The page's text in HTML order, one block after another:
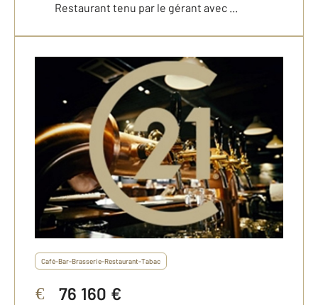
Restaurant tenu par le gérant avec ...
Café-Bar-Brasserie-Restaurant-Tabac
€ 76 160 €